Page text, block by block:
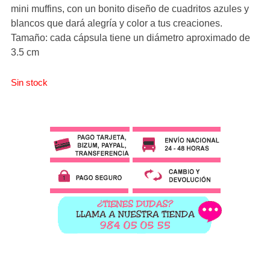
mini muffins, con un bonito diseño de cuadritos azules y
blancos que dará alegría y color a tus creaciones.
Tamaño: cada cápsula tiene un diámetro aproximado de
3.5 cm
Sin stock